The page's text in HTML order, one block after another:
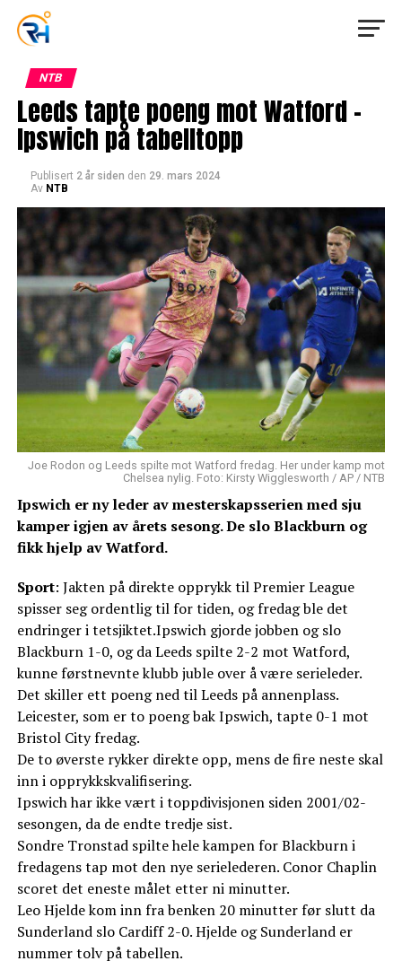
NTB
Leeds tapte poeng mot Watford –
Ipswich på tabelltopp
Publisert 2 år siden den 29. mars 2024
Av NTB
Joe Rodon og Leeds spilte mot Watford fredag. Her under kamp mot
Chelsea nylig. Foto: Kirsty Wigglesworth / AP / NTB
Ipswich er ny leder av mesterskapsserien med sju
kamper igjen av årets sesong. De slo Blackburn og
fikk hjelp av Watford.
Sport: Jakten på direkte opprykk til Premier League
spisser seg ordentlig til for tiden, og fredag ble det
endringer i tetsjiktet.Ipswich gjorde jobben og slo
Blackburn 1-0, og da Leeds spilte 2-2 mot Watford,
kunne førstnevnte klubb juble over å være serieleder.
Det skiller ett poeng ned til Leeds på annenplass.
Leicester, som er to poeng bak Ipswich, tapte 0-1 mot
Bristol City fredag.
De to øverste rykker direkte opp, mens de fire neste skal
inn i opprykkskvalifisering.
Ipswich har ikke vært i toppdivisjonen siden 2001/02-
sesongen, da de endte tredje sist.
Sondre Tronstad spilte hele kampen for Blackburn i
fredagens tap mot den nye serielederen. Conor Chaplin
scoret det eneste målet etter ni minutter.
Leo Hjelde kom inn fra benken 20 minutter før slutt da
Sunderland slo Cardiff 2-0. Hjelde og Sunderland er
nummer tolv på tabellen.